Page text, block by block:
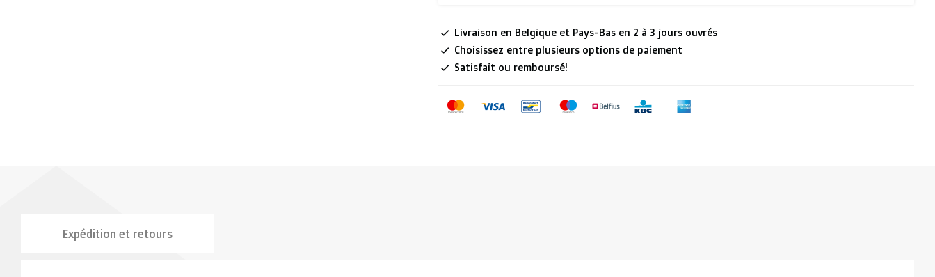
Livraison en Belgique et Pays-Bas en 2 à 3 jours ouvrés
Choisissez entre plusieurs options de paiement
Satisfait ou remboursé!
Expédition et retours